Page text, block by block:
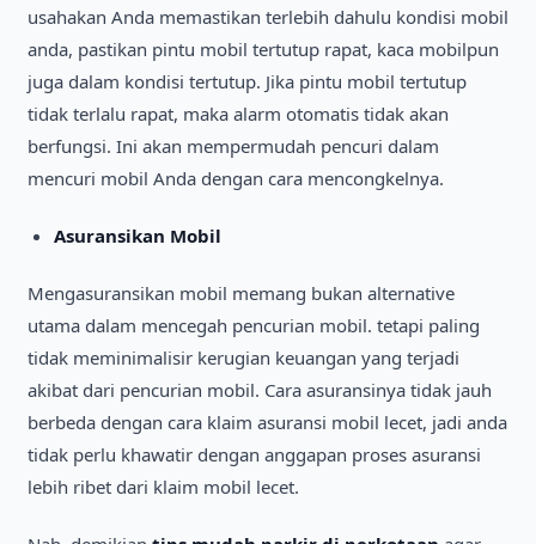
usahakan Anda memastikan terlebih dahulu kondisi mobil
anda, pastikan pintu mobil tertutup rapat, kaca mobilpun
juga dalam kondisi tertutup. Jika pintu mobil tertutup
tidak terlalu rapat, maka alarm otomatis tidak akan
berfungsi. Ini akan mempermudah pencuri dalam
mencuri mobil Anda dengan cara mencongkelnya.
Asuransikan Mobil
Mengasuransikan mobil memang bukan alternative
utama dalam mencegah pencurian mobil. tetapi paling
tidak meminimalisir kerugian keuangan yang terjadi
akibat dari pencurian mobil. Cara asuransinya tidak jauh
berbeda dengan cara klaim asuransi mobil lecet, jadi anda
tidak perlu khawatir dengan anggapan proses asuransi
lebih ribet dari klaim mobil lecet.